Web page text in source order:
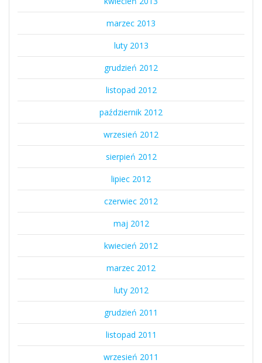
marzec 2013
luty 2013
grudzień 2012
listopad 2012
październik 2012
wrzesień 2012
sierpień 2012
lipiec 2012
czerwiec 2012
maj 2012
kwiecień 2012
marzec 2012
luty 2012
grudzień 2011
listopad 2011
wrzesień 2011